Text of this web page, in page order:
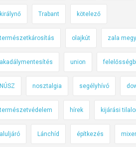
királynő Trabant kötelező
természetkárosítás olajkút zala
akadálymentesítés union
NÚSZ nosztalgia segélyhívó
természetvédelem hírek kijárási
aluljáró Lánchíd építkezés